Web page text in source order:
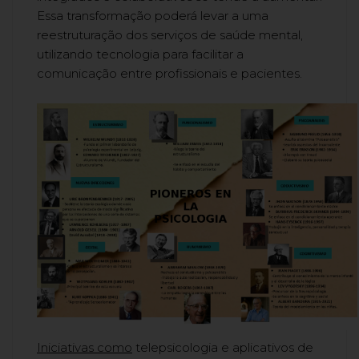
Essa transformação poderá levar a uma
reestruturação dos serviços de saúde mental,
utilizando tecnologia para facilitar a
comunicação entre profissionais e pacientes.
Iniciativas como telepsicologia e aplicativos de